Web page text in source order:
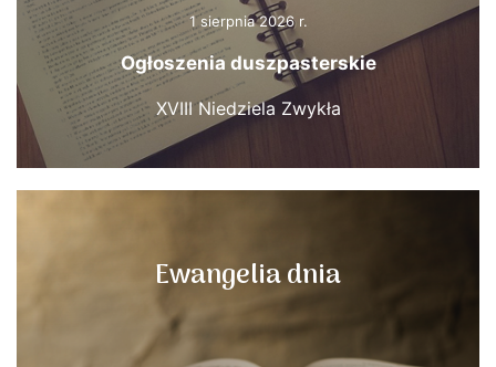
1 sierpnia 2026 r.
Ogłoszenia duszpasterskie
XVIII Niedziela Zwykła
Ewangelia dnia